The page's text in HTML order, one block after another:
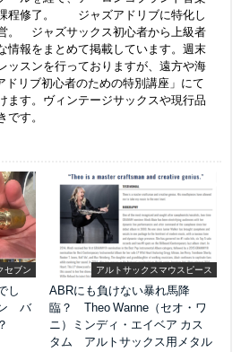
程修了。 ジャズアドリブに特化し
。 ジャズサックス初心者から上級者
情報をまとめて掲載しています。週末
ッスンを行っておりますが、遠方や海
ドリブ初心者のための特別講座」にて
ます。ヴィンテージサックスや現行品
です。
セブン
し
ン バ
アルトサックスマウスピース
ABRにも負けない暴れ馬降
臨？ Theo Wanne（セオ・ワ
ニ）ミンディ・エイベア カス
タム アルトサックス用メタル